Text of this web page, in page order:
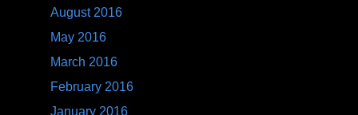
November 2014
September 2014
August 2014
July 2014
June 2014